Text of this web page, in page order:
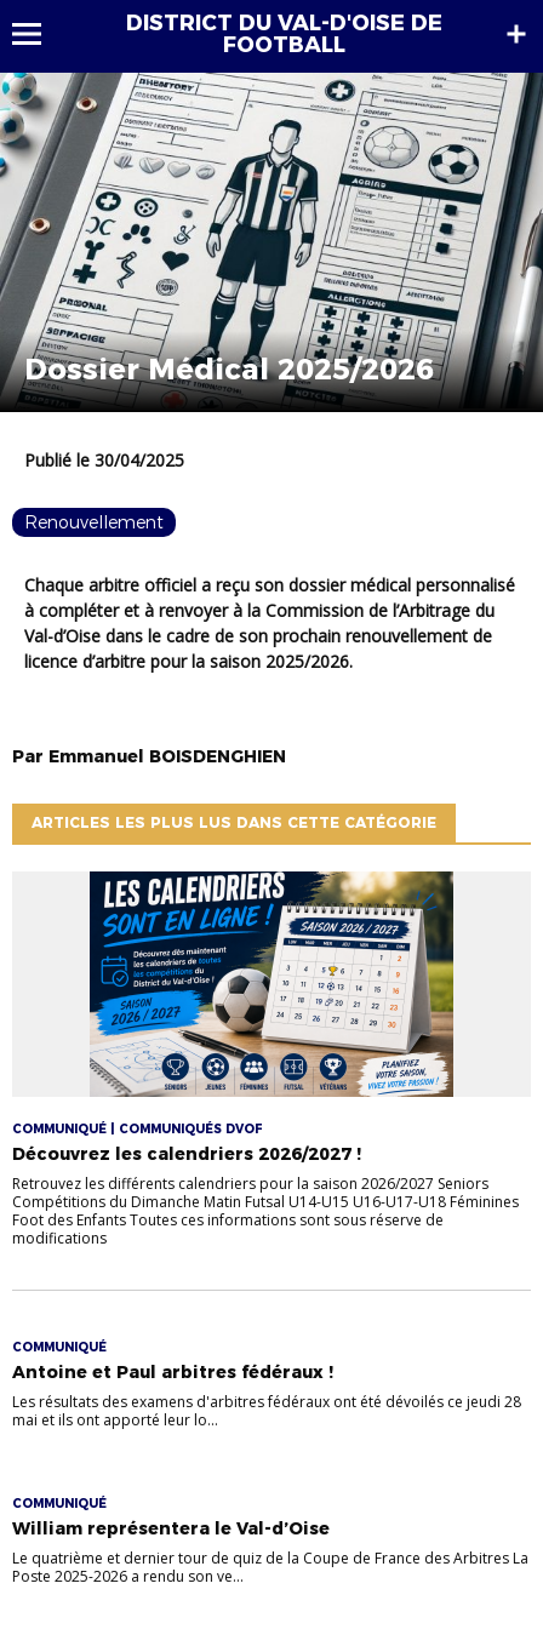
DISTRICT DU VAL-D'OISE DE
FOOTBALL
Dossier Médical 2025/2026
Publié le 30/04/2025
Renouvellement
Chaque arbitre officiel a reçu son dossier médical personnalisé
à compléter et à renvoyer à la Commission de l’Arbitrage du
Val-d’Oise dans le cadre de son prochain renouvellement de
licence d’arbitre pour la saison 2025/2026.
Par Emmanuel BOISDENGHIEN
ARTICLES LES PLUS LUS DANS CETTE CATÉGORIE
COMMUNIQUÉ | COMMUNIQUÉS DVOF
Découvrez les calendriers 2026/2027 !
Retrouvez les différents calendriers pour la saison 2026/2027 Seniors
Compétitions du Dimanche Matin Futsal U14-U15 U16-U17-U18 Féminines
Foot des Enfants Toutes ces informations sont sous réserve de
modifications
COMMUNIQUÉ
Antoine et Paul arbitres fédéraux !
Les résultats des examens d'arbitres fédéraux ont été dévoilés ce jeudi 28
mai et ils ont apporté leur lo...
COMMUNIQUÉ
William représentera le Val-d’Oise
Le quatrième et dernier tour de quiz de la Coupe de France des Arbitres La
Poste 2025-2026 a rendu son ve...